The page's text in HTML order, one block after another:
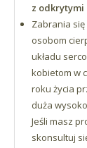
z odkrytymi
Zabrania
osobom
układu
kobietom w
roku życia
duża
Jeśli masz
skonsultuj